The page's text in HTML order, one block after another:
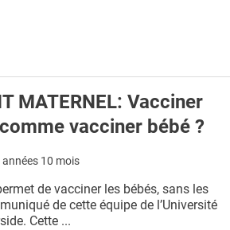
MATERNEL: Vacciner
vacciner bébé ?
années 10 mois
de vacciner les bébés, sans les
de cette équipe de l’Université
Cette ...